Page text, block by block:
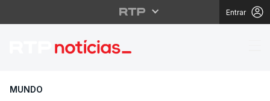
Entrar
Acidentes de viação
MUNDO